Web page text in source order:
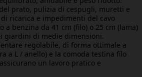
prato, pulizia di cespugli, muretti e
ricarica e impedimenti del cavo
a benzina da 41 cm (filo) o 25 cm (lama)
giardini di medie dimensioni.
regolabile, di forma ottimale a
a L / anello) e la comoda testina filo
un lavoro pratico e